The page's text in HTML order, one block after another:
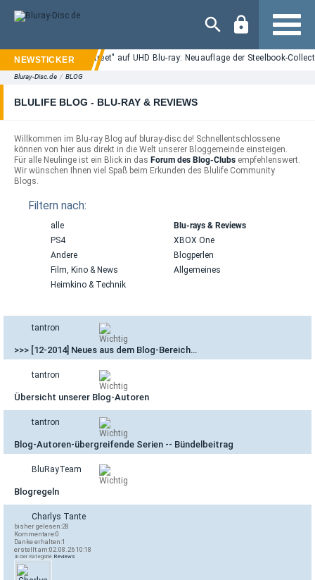
Navigation
"Nightmare on Elm Street" auf UHD Blu-ray: Neuauflage der Steelbook-
Bluray-Disc.de / BLOG
BLULIFE BLOG - BLU-RAY & REVIEWS
Willkommen im Blu-ray Blog auf bluray-disc.de! Schnellentschlossene
können von hier aus direkt in die Welt unserer Bloggemeinde einsteigen.
Für alle Neulinge ist ein Blick in das Forum des Blog-Clubs empfehlenswert.
Wir wünschen Ihnen viel Spaß beim Erkunden des Blulife Community
Blogs.
Filtern nach:
alle
Blu-rays & Reviews
PS4
XBOX One
Andere
Blogperlen
Film, Kino & News
Allgemeines
Heimkino & Technik
>>> [12-2014] Neues aus dem Blog-Bereich…
tantron
Übersicht unserer Blog-Autoren
tantron
Blog-Autoren-übergreifende Serien -- Bündelbeitrag
tantron
Blogregeln
BluRayTeam
Charlys Tante
bisher gelesen:28
Kommentare:0
Danke erhalten:1
erstellt am:02.08.26 10:18
in der Kategorie Reviews